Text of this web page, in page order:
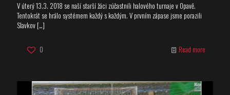
V úterý 13.3. 2018 se naší starší žáci zúčastnili halového turnaje v Opavě.
Tentokrát se hrálo systémem každý s každým. V prvním zápase jsme porazili
Slavkov […]
0 Read more